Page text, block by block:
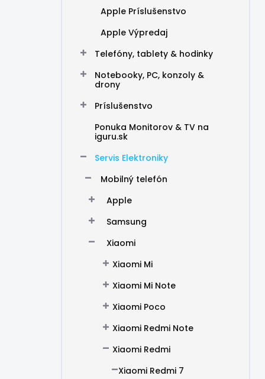
Apple Príslušenstvo
Apple Výpredaj
Telefóny, tablety & hodinky
Notebooky, PC, konzoly &
drony
Príslušenstvo
Ponuka Monitorov & TV na
iguru.sk
Servis Elektroniky
Mobilný telefón
Apple
Samsung
Xiaomi
Xiaomi Mi
Xiaomi Mi Note
Xiaomi Poco
Xiaomi Redmi Note
Xiaomi Redmi
Xiaomi Redmi 7